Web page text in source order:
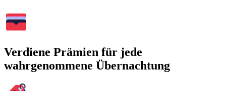
Verdiene Prämien für jede
wahrgenommene Übernachtung